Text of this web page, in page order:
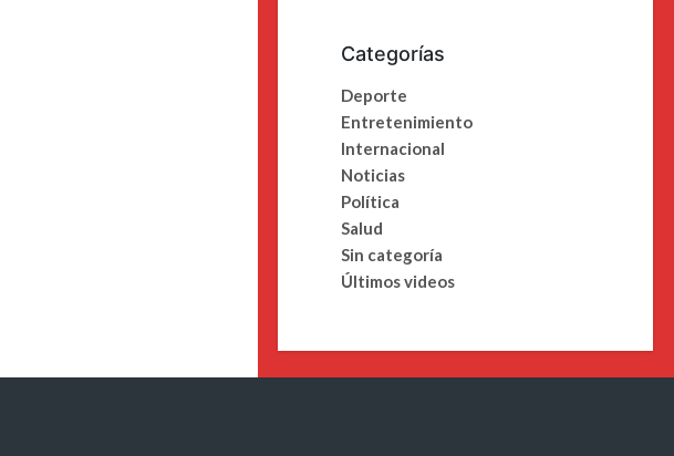
Categorías
Deporte
Entretenimiento
Internacional
Noticias
Política
Salud
Sin categoría
Últimos videos